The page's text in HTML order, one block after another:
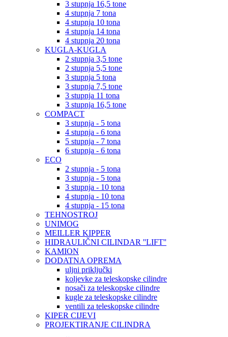
3 stupnja 16,5 tone
4 stupnja 7 tona
4 stupnja 10 tona
4 stupnja 14 tona
4 stupnja 20 tona
KUGLA-KUGLA
2 stupnja 3,5 tone
2 stupnja 5,5 tone
3 stupnja 5 tona
3 stupnja 7,5 tone
3 stupnja 11 tona
3 stupnja 16,5 tone
COMPACT
3 stupnja - 5 tona
4 stupnja - 6 tona
5 stupnja - 7 tona
6 stupnja - 6 tona
ECO
2 stupnja - 5 tona
3 stupnja - 5 tona
3 stupnja - 10 tona
4 stupnja - 10 tona
4 stupnja - 15 tona
TEHNOSTROJ
UNIMOG
MEILLER KIPPER
HIDRAULIČNI CILINDAR ''LIFT''
KAMION
DODATNA OPREMA
uljni priključki
koljevke za teleskopske cilindre
nosači za teleskopske cilindre
kugle za teleskopske cilindre
ventili za teleskopske cilindre
KIPER CIJEVI
PROJEKTIRANJE CILINDRA